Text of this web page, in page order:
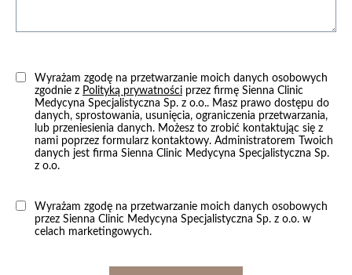
zobacz więcej
twarzy / Lifting skóry
Wyrażam zgodę na przetwarzanie moich danych osobowych
zgodnie z Polityką prywatności przez firmę Sienna Clinic
Medycyna Specjalistyczna Sp. z o.o.. Masz prawo dostępu do
danych, sprostowania, usunięcia, ograniczenia przetwarzania,
lub przeniesienia danych. Możesz to zrobić kontaktując się z
nami poprzez formularz kontaktowy. Administratorem Twoich
danych jest firma Sienna Clinic Medycyna Specjalistyczna Sp.
z o.o.
Wyrażam zgodę na przetwarzanie moich danych osobowych
przez Sienna Clinic Medycyna Specjalistyczna Sp. z o.o. w
celach marketingowych.